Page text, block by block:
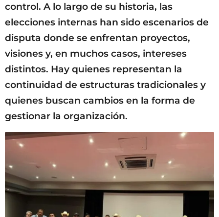
control. A lo largo de su historia, las
elecciones internas han sido escenarios de
disputa donde se enfrentan proyectos,
visiones y, en muchos casos, intereses
distintos. Hay quienes representan la
continuidad de estructuras tradicionales y
quienes buscan cambios en la forma de
gestionar la organización.